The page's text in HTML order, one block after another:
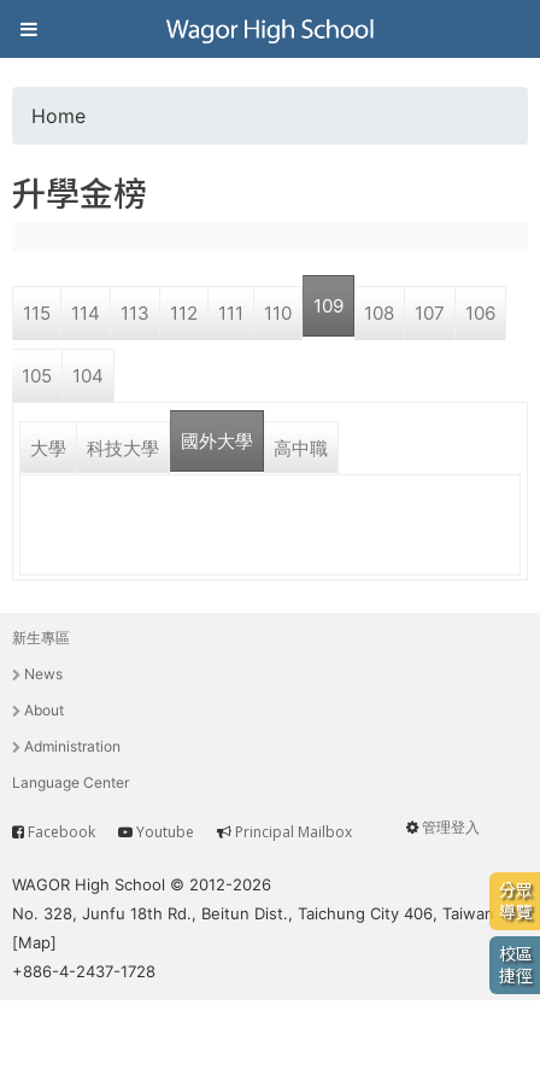
Jump to navigation
葳
格
高
學
培
養
具
國
移
動
的
世
界
公
o
a
r
e
r
e
Home
升學金榜
115 114 113 112 111 110 109 108 107 106
105 104
大學 科技大學 國外大學 高中職
分眾
導覽
校區
捷徑
主
選
單
新生專區
News
About
Administration
Language Center
User
管理登入
Service
Facebook Youtube Principal Mailbox
WAGOR High School © 2012-2026
No. 328, Junfu 18th Rd., Beitun Dist., Taichung City 406, Taiwan
[Map]
+886-4-2437-1728